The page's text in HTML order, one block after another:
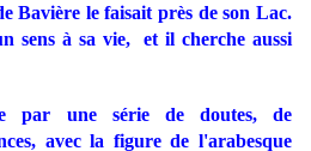
Bavière le faisait près de son Lac.
sens à sa vie, et il cherche aussi
par une série de doutes, de
avec la figure de l'arabesque